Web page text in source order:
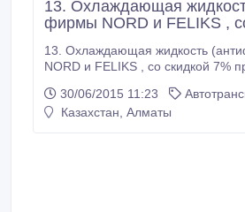
13. Охлаждающая
фирмы NORD и FELIKS ,
13. Охлаждающая жидкость
NORD и FELIKS , со скидкой 7% при покупке, всем
Адрес пункта замены масла "ExpertOil"
Автомира, Райымбека 225 И. Тел: +7 (727) 972-86-
30/06/2015 11:23
Казахстан, Алматы